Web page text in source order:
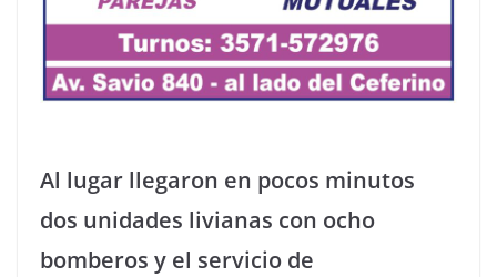
Al lugar llegaron en pocos minutos
dos unidades livianas con ocho
bomberos y el servicio de